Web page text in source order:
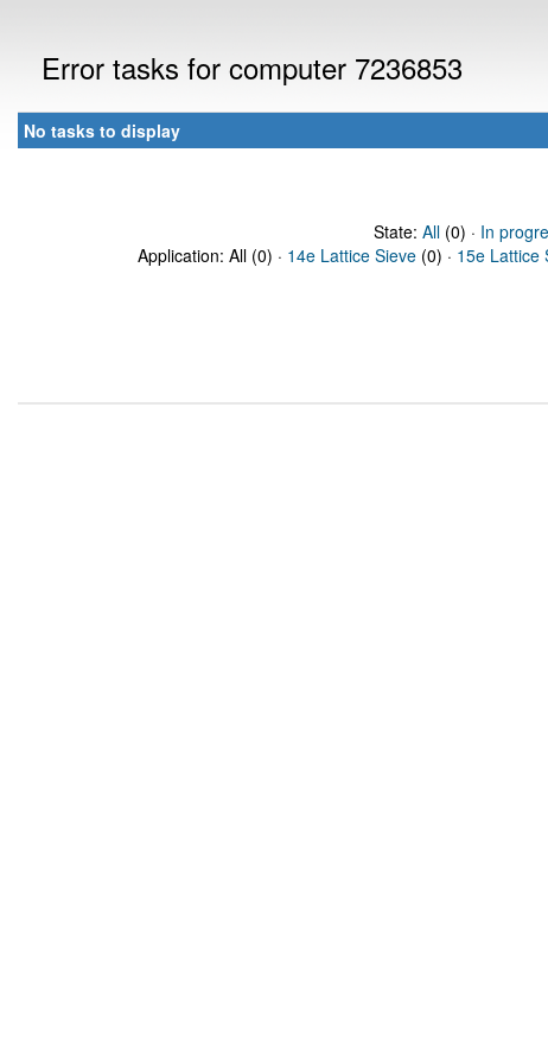
Error tasks for computer 7236853
No tasks to display
State: All(0) · In
Application: All (0) · 14e Lattice Sieve (0) · 15e Lattice